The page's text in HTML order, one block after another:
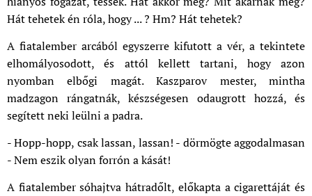
Hát tehetek én róla, hogy ... ? Hm? Hát tehetek?
A fiatalember arcából egyszerre kifutott a vér, a tekintete
elhomályosodott, és attól kellett tartani, hogy azon
nyomban elbőgi magát. Kaszparov mester, mintha
madzagon rángatnák, készségesen odaugrott hozzá, és
segített neki leülni a padra.
- Hopp-hopp, csak lassan, lassan! - dörmögte aggodalmasan
- Nem eszik olyan forrón a kását!
A fiatalember sóhajtva hátradőlt, előkapta a cigarettáját és